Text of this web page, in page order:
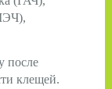
после
клещей.